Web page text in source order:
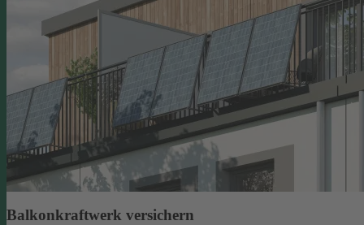
Balkonkraftwerk versichern